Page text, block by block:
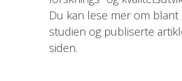
Du kan lese mer om blant
studien og publiserte
siden.